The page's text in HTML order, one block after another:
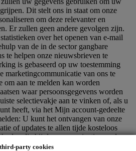
party cookies
Dit stelt ons in staat om onze
om deze relevanter en
Er zullen geen andere gevolgen zijn.
over het openen van e-mail
van de in de sector gangbare
te helpen onze nieuwsbrieven te
is gebaseerd op uw toestemming
marketingcommunicatie van ons te
om aan te melden kan worden
waar persoonsgegevens worden
selectievakje aan te vinken of, als u
heeft, via het Mijn account-gedeelte
: U kunt het ontvangen van onze
of updates te allen tijde kosteloos
die bij de communicatie worden
af te melden voor de